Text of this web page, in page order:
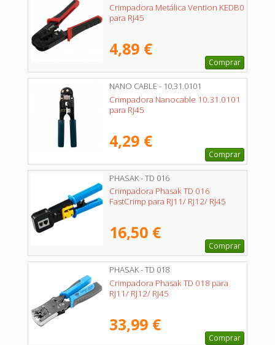
Crimpadora Metálica Vention KEDB0
para RJ45
4,89 €
Comprar
NANO CABLE - 10.31.0101
Crimpadora Nanocable 10.31.0101
para RJ45
4,29 €
Comprar
PHASAK - TD 016
Crimpadora Phasak TD 016
FastCrimp para RJ11/ RJ12/ RJ45
16,50 €
Comprar
PHASAK - TD 018
Crimpadora Phasak TD 018 para
RJ11/ RJ12/ RJ45
33,99 €
Comprar